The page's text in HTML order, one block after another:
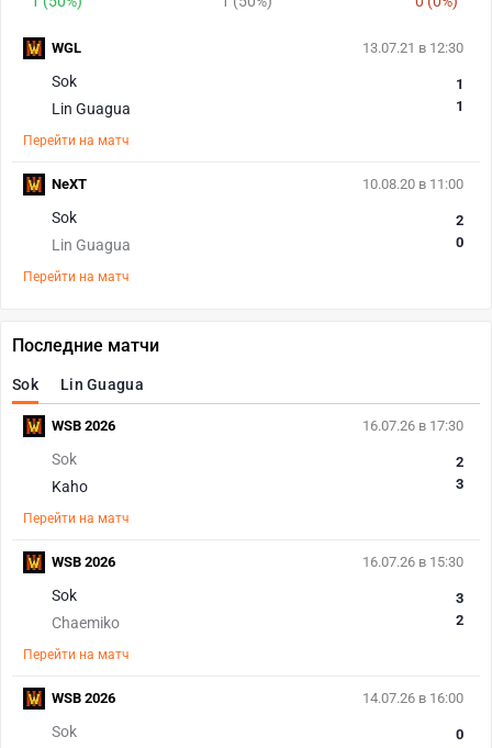
13.07.21 в 12:30
Sok
Lin Guagua
1
1
Перейти на матч
WGL
10.08.20 в 11:00
Sok
Lin Guagua
2
0
Перейти на матч
NeXT
Последние матчи
Sok Lin Guagua
16.07.26 в 17:30
Sok
Kaho
2
3
Перейти на матч
WSB 2026
16.07.26 в 15:30
Sok
Chaemiko
3
2
Перейти на матч
WSB 2026
14.07.26 в 16:00
Sok
0
WSB 2026